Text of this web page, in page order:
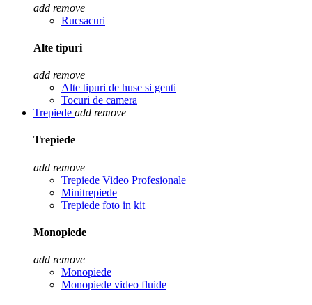
add remove
Rucsacuri
Alte tipuri
add remove
Alte tipuri de huse si genti
Tocuri de camera
Trepiede add remove
Trepiede
add remove
Trepiede Video Profesionale
Minitrepiede
Trepiede foto in kit
Monopiede
add remove
Monopiede
Monopiede video fluide